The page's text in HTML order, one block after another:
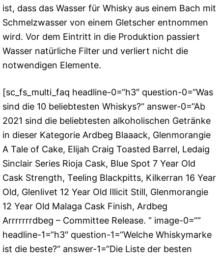
ist, dass das Wasser für Whisky aus einem Bach mit
Schmelzwasser von einem Gletscher entnommen
wird. Vor dem Eintritt in die Produktion passiert
Wasser natürliche Filter und verliert nicht die
notwendigen Elemente.
[sc_fs_multi_faq headline-0=“h3″ question-0=“Was
sind die 10 beliebtesten Whiskys?“ answer-0=“Ab
2021 sind die beliebtesten alkoholischen Getränke
in dieser Kategorie Ardbeg Blaaack, Glenmorangie
A Tale of Cake, Elijah Craig Toasted Barrel, Ledaig
Sinclair Series Rioja Cask, Blue Spot 7 Year Old
Cask Strength, Teeling Blackpitts, Kilkerran 16 Year
Old, Glenlivet 12 Year Old Illicit Still, Glenmorangie
12 Year Old Malaga Cask Finish, Ardbeg
Arrrrrrrdbeg – Committee Release. “ image-0=““
headline-1=“h3″ question-1=“Welche Whiskymarke
ist die beste?“ answer-1=“Die Liste der besten